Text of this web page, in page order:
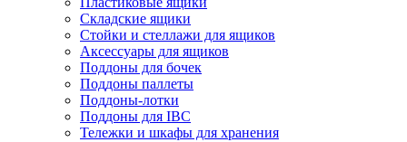
Складские ящики
Стойки и стеллажи для ящиков
Аксессуары для ящиков
Поддоны для бочек
Поддоны паллеты
Поддоны-лотки
Поддоны для IBC
Тележки и шкафы для хранения